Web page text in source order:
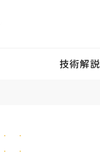
技術解説